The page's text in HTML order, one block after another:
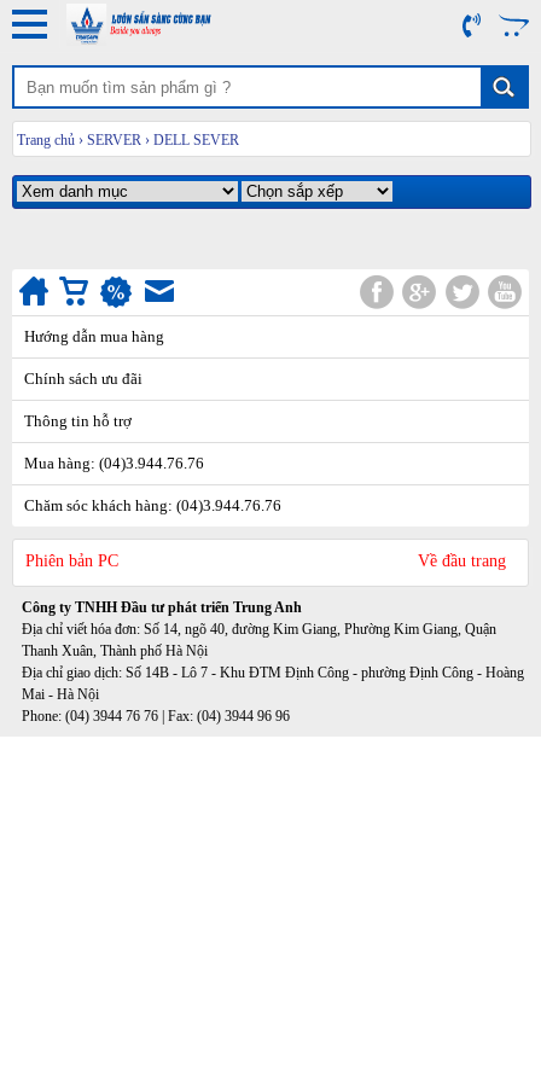
Trang chủ › SERVER › DELL SEVER
Hướng dẫn mua hàng
Chính sách ưu đãi
Thông tin hỗ trợ
Mua hàng: (04)3.944.76.76
Chăm sóc khách hàng: (04)3.944.76.76
Phiên bản PC Về đầu trang
Công ty TNHH Đầu tư phát triển Trung Anh
Địa chỉ viết hóa đơn: Số 14, ngõ 40, đường Kim Giang, Phường Kim Giang, Quận
Thanh Xuân, Thành phố Hà Nội
Địa chỉ giao dịch: Số 14B - Lô 7 - Khu ĐTM Định Công - phường Định Công - Hoàng
Mai - Hà Nội
Phone: (04) 3944 76 76 | Fax: (04) 3944 96 96